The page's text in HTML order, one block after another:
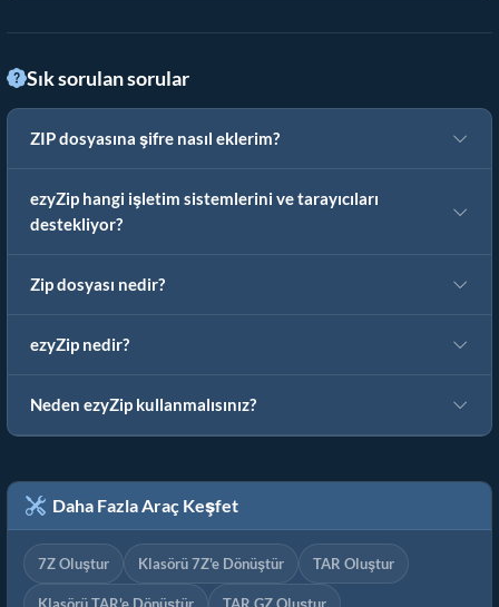
Sık sorulan sorular
ZIP dosyasına şifre nasıl eklerim?
ezyZip hangi işletim sistemlerini ve tarayıcıları
destekliyor?
Zip dosyası nedir?
ezyZip nedir?
Neden ezyZip kullanmalısınız?
Daha Fazla Araç Keşfet
7Z Oluştur Klasörü 7Z'e Dönüştür TAR Oluştur